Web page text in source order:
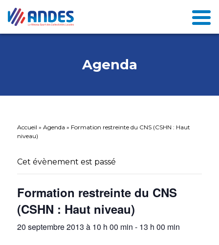
Agenda
Accueil » Agenda » Formation restreinte du CNS (CSHN : Haut
niveau)
Cet évènement est passé
Formation restreinte du CNS
(CSHN : Haut niveau)
20 septembre 2013 à 10 h 00 min - 13 h 00 min